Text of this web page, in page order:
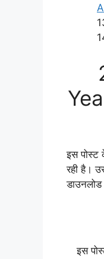
इस पोस्ट
रही है।
इस